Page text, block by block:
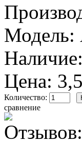
Модель:
Наличие:
Цена:
Количество:
сравнение